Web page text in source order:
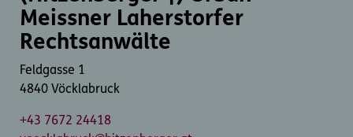
Meissner Laherstorfer
Rechtsanwälte
Feldgasse 1
4840 Vöcklabruck
+43 7672 24418